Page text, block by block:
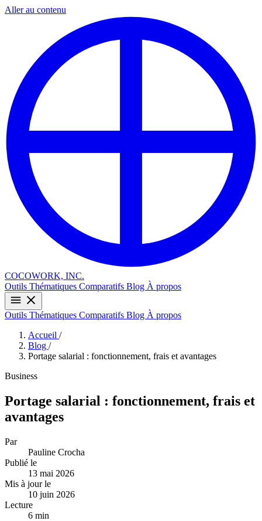
Aller au contenu
COCOWORK, INC.
Outils Thématiques Comparatifs Blog À propos
Outils Thématiques Comparatifs Blog À propos
Accueil /
Blog /
Portage salarial : fonctionnement, frais et avantages
Business
Portage salarial : fonctionnement, frais et
avantages
Par
Pauline Crocha
Publié le
13 mai 2026
Mis à jour le
10 juin 2026
Lecture
6 min